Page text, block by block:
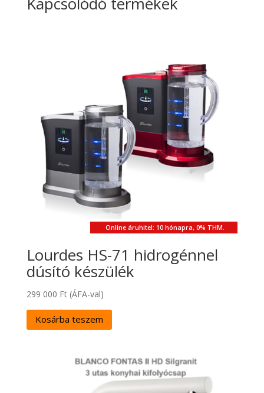
Online áruhitel: 10 hónapra, 0% THM.
Lourdes HS-71 hidrogénnel
dúsító készülék
299 000 Ft (ÁFA-val)
Kosárba teszem